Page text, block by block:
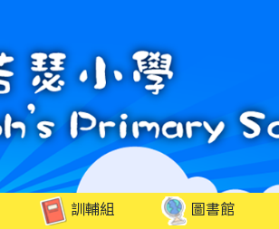
訓輔組 圖書館